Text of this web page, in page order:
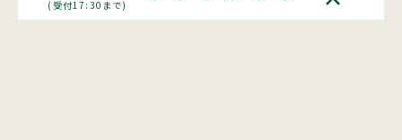
(受付17:30まで)